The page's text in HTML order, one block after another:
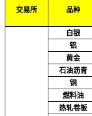
交易所 品种
白银
铝
黄金
石油沥青
铜
燃料油
热轧卷板